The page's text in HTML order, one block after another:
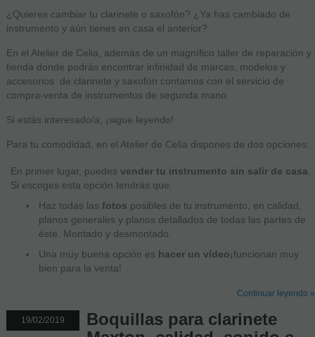
¿Quieres cambiar tu clarinete o saxofón? ¿Ya has cambiado de
instrumento y aún tienes en casa el anterior?
En el Atelier de Celia, además de un magnífico taller de reparación y
tienda donde podrás encontrar infinidad de marcas, modelos y
accesorios de clarinete y saxofón contamos con el servicio de
compra-venta de instrumentos de segunda mano.
Si estás interesado/a, ¡sigue leyendo!
Para tu comodidad, en el Atelier de Celia dispones de dos opciones:
En primer lugar, puedes vender tu instrumento sin salir de casa
Si escoges esta opción tendrás que:
Haz todas las fotos posibles de tu instrumento, en calidad,
planos generales y planos detallados de todas las partes de
éste. Montado y desmontado.
Una muy buena opción es hacer un vídeo¡funcionan muy
bien para la venta!
Continuar leyendo »
19/02/2019
Boquillas para clarinete